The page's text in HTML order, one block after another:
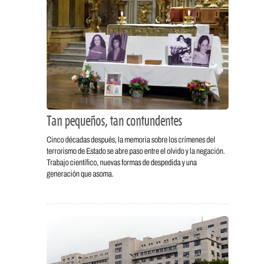
Tan pequeños, tan contundentes
Cinco décadas después, la memoria sobre los crímenes del
terrorismo de Estado se abre paso entre el olvido y la negación.
Trabajo científico, nuevas formas de despedida y una
generación que asoma.